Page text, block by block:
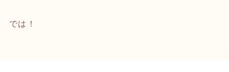
では！